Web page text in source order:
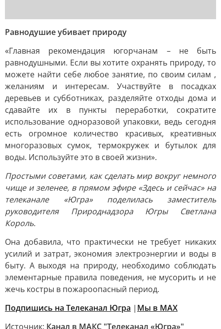
Равнодушие убивает природу
«Главная рекомендация югорчанам – не быть
равнодушными. Если вы хотите охранять природу, то
можете найти себе любое занятие, по своим силам ,
желаниям и интересам. Участвуйте в посадках
деревьев и субботниках, разделяйте отходы дома и
сдавайте их в пункты переработки, сократите
использование одноразовой упаковки, ведь сегодня
есть огромное количество красивых, креативных
многоразовых сумок, термокружек и бутылок для
воды. Используйте это в своей жизни».
Простыми советами, как сделать мир вокруг немного
чище и зеленее, в прямом эфире «Здесь и сейчас» на
телеканале «Югра» поделилась заместитель
руководителя Природнадзора Югры Светлана
Король.
Она добавила, что практически не требует никаких
усилий и затрат, экономия электроэнергии и воды в
быту. А выходя на природу, необходимо соблюдать
элементарные правила поведения, не мусорить и не
жечь костры в пожароопасный период.
Подпишись на Телеканал Югра | Мы в MAX
Источник: Канал в МАКС "Телеканал «Югра»"